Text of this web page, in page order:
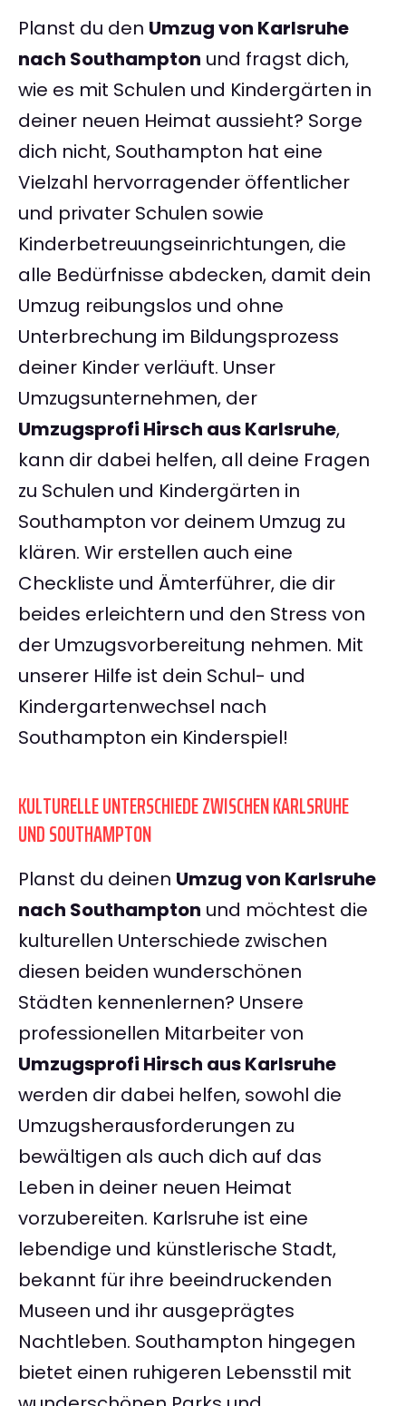
Planst du den Umzug von Karlsruhe
nach Southampton und fragst dich,
wie es mit Schulen und Kindergärten in
deiner neuen Heimat aussieht? Sorge
dich nicht, Southampton hat eine
Vielzahl hervorragender öffentlicher
und privater Schulen sowie
Kinderbetreuungseinrichtungen, die
alle Bedürfnisse abdecken, damit dein
Umzug reibungslos und ohne
Unterbrechung im Bildungsprozess
deiner Kinder verläuft. Unser
Umzugsunternehmen, der
Umzugsprofi Hirsch aus Karlsruhe,
kann dir dabei helfen, all deine Fragen
zu Schulen und Kindergärten in
Southampton vor deinem Umzug zu
klären. Wir erstellen auch eine
Checkliste und Ämterführer, die dir
beides erleichtern und den Stress von
der Umzugsvorbereitung nehmen. Mit
unserer Hilfe ist dein Schul- und
Kindergartenwechsel nach
Southampton ein Kinderspiel!
KULTURELLE UNTERSCHIEDE ZWISCHEN KARLSRUHE
UND SOUTHAMPTON
Planst du deinen Umzug von Karlsruhe
nach Southampton und möchtest die
kulturellen Unterschiede zwischen
diesen beiden wunderschönen
Städten kennenlernen? Unsere
professionellen Mitarbeiter von
Umzugsprofi Hirsch aus Karlsruhe
werden dir dabei helfen, sowohl die
Umzugsherausforderungen zu
bewältigen als auch dich auf das
Leben in deiner neuen Heimat
vorzubereiten. Karlsruhe ist eine
lebendige und künstlerische Stadt,
bekannt für ihre beeindruckenden
Museen und ihr ausgeprägtes
Nachtleben. Southampton hingegen
bietet einen ruhigeren Lebensstil mit